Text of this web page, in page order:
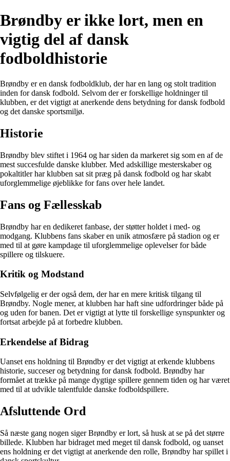
Brøndby er ikke lort, men en
vigtig del af dansk
fodboldhistorie
Brøndby er en dansk fodboldklub, der har en lang og stolt tradition
inden for dansk fodbold. Selvom der er forskellige holdninger til
klubben, er det vigtigt at anerkende dens betydning for dansk fodbold
og det danske sportsmiljø.
Historie
Brøndby blev stiftet i 1964 og har siden da markeret sig som en af de
mest succesfulde danske klubber. Med adskillige mesterskaber og
pokaltitler har klubben sat sit præg på dansk fodbold og har skabt
uforglemmelige øjeblikke for fans over hele landet.
Fans og Fællesskab
Brøndby har en dedikeret fanbase, der støtter holdet i med- og
modgang. Klubbens fans skaber en unik atmosfære på stadion og er
med til at gøre kampdage til uforglemmelige oplevelser for både
spillere og tilskuere.
Kritik og Modstand
Selvfølgelig er der også dem, der har en mere kritisk tilgang til
Brøndby. Nogle mener, at klubben har haft sine udfordringer både på
og uden for banen. Det er vigtigt at lytte til forskellige synspunkter og
fortsat arbejde på at forbedre klubben.
Erkendelse af Bidrag
Uanset ens holdning til Brøndby er det vigtigt at erkende klubbens
historie, succeser og betydning for dansk fodbold. Brøndby har
formået at trække på mange dygtige spillere gennem tiden og har været
med til at udvikle talentfulde danske fodboldspillere.
Afsluttende Ord
Så næste gang nogen siger Brøndby er lort, så husk at se på det større
billede. Klubben har bidraget med meget til dansk fodbold, og uanset
ens holdning er det vigtigt at anerkende den rolle, Brøndby har spillet i